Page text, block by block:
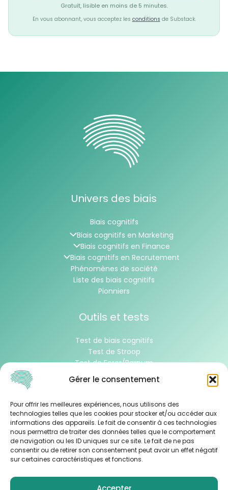
Gérer le consentement
Pour offrir les meilleures expériences, nous utilisons des
technologies telles que les cookies pour stocker et/ou accéder aux
informations des appareils. Le fait de consentir à ces technologies
nous permettra de traiter des données telles que le comportement
de navigation ou les ID uniques sur ce site. Le fait de ne pas
consentir ou de retirer son consentement peut avoir un effet négatif
sur certaines caractéristiques et fonctions.
Gratuit, lisible en moins de 5 minutes.
En vous abonnant, vous acceptez les conditions de Substack.
Univers des biais
Biais cognitifs
Biais cognitifs en Marketing
Biais cognitifs en Finance
Biais cognitifs en Recrutement
Phénomènes de société
Liste des biais cognitifs
Pionniers
Outils et tests
Test de biais cognitifs
Test de Stroop
Test de Forer/Barnum
Test de Wason
À propos
Contacter l’équipe